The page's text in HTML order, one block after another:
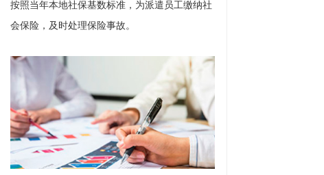
按照当年本地社保基数标准，为派遣员工缴纳社
会保险，及时处理保险事故。